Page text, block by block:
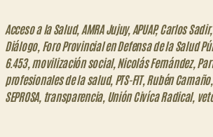
Acceso a la Salud, AMRA Jujuy, APUAP,Carlos Sadir,
Diálogo, Foro Provincial en Defensa de la Salud
6.453, movilización social, Nicolás Fernández,
profesionales de la salud, PTS-FIT, Rubén Camaño,
SEPROSA, transparencia, Unión Civíca Radical,